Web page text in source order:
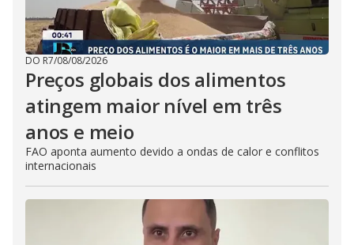
DO R7/08/08/2026
Preços globais dos alimentos
atingem maior nível em três
anos e meio
FAO aponta aumento devido a ondas de calor e conflitos
internacionais